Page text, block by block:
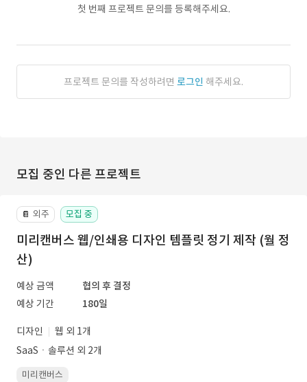
첫 번째 프로젝트 문의를 등록해주세요.
프로젝트 문의를 작성하려면 로그인 해주세요.
모집 중인 다른 프로젝트
📔 외주 모집 중
미리캔버스 웹/인쇄용 디자인 템플릿 정기 제작 (월 정
산)
예상 금액
협의 후 결정
예상 기간
180일
디자인
웹 외 1개
SaaSㆍ솔루션 외 2개
미리캔버스